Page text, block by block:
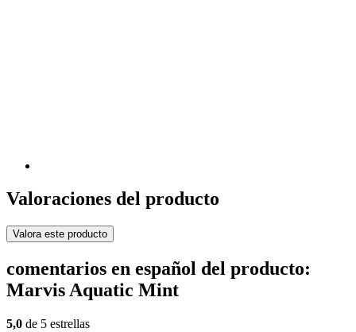
Valoraciones del producto
Valora este producto
comentarios en español del producto:
Marvis Aquatic Mint
5,0 de 5 estrellas